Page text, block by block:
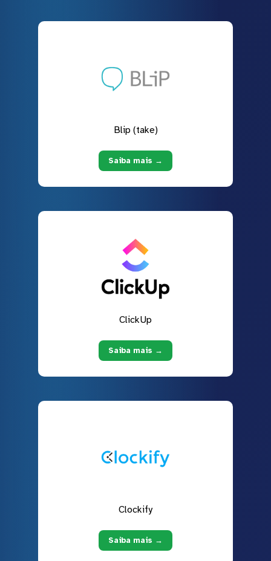
Blip (take)
Saiba mais →
ClickUp
Saiba mais →
Clockify
Saiba mais →